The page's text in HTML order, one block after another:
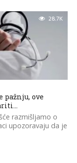
28.7K
pažnju, ove
razmišljamo o
upozoravaju da je